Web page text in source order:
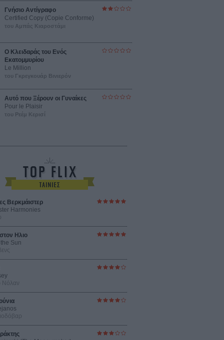
Γνήσιο Αντίγραφο
Certified Copy (Copie Conforme)
του Αμπάς Κιαροστάμι
Ο Κλειδαράς του Ενός
Εκατομμυρίου
Le Million
του Γκρεγκουάρ Βινιερόν
Αυτό που Ξέρουν οι Γυναίκες
Pour le Plaisir
του Ρεέμ Κερισί
Βερκμάιστερ
Harmonies
Ηλιο
Sun